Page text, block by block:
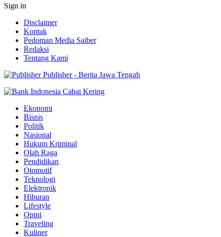
Sign in
Disclaimer
Kontak
Pedoman Media Saiber
Redaksi
Tentang Kami
Publisher - Berita Jawa Tengah
Ekonomi
Bisnis
Politik
Nasional
Hukum Kriminal
Olah Raga
Pendidikan
Otomotif
Teknologi
Elektronik
Hiburan
Lifestyle
Opini
Traveling
Kuliner